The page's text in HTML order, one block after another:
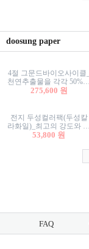
doosung paper
4절 그문드바이오사이클_
천연추출물을 각각 50%이
상 함유한 친환경그래픽
275,600 원
전지 두성컬러팩(두성칼
라화일)_최고의 강도와 평
활성을 지닌 다양한 컬러
53,800 원
FAQ